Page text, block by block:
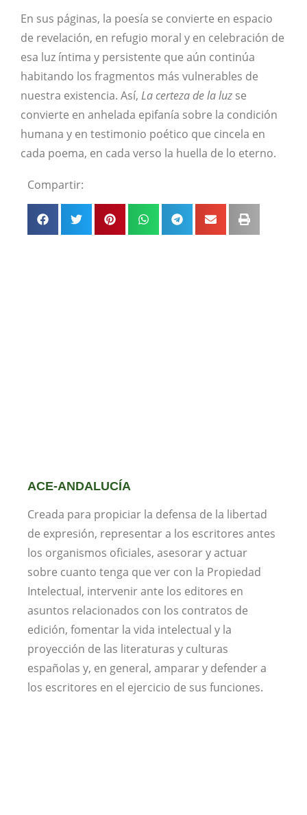
En sus páginas, la poesía se convierte en espacio
de revelación, en refugio moral y en celebración de
esa luz íntima y persistente que aún continúa
habitando los fragmentos más vulnerables de
nuestra existencia. Así, La certeza de la luz se
convierte en anhelada epifanía sobre la condición
humana y en testimonio poético que cincela en
cada poema, en cada verso la huella de lo eterno.
Compartir:
ACE-ANDALUCÍA
Creada para propiciar la defensa de la libertad
de expresión, representar a los escritores antes
los organismos oficiales, asesorar y actuar
sobre cuanto tenga que ver con la Propiedad
Intelectual, intervenir ante los editores en
asuntos relacionados con los contratos de
edición, fomentar la vida intelectual y la
proyección de las literaturas y culturas
españolas y, en general, amparar y defender a
los escritores en el ejercicio de sus funciones.